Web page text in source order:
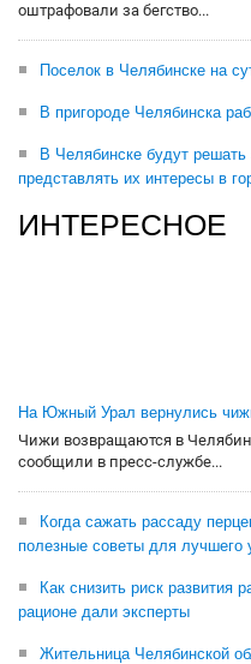
оштрафовали за бегство...
Поселок в Челябинске на
В пригороде Челябинска
В Челябинске будут решать
представлять их интересы в
ИНТЕРЕСНОЕ
На Южный Урал вернулись
Чижи возвращаются в
сообщили в пресс-службе...
Когда сажать рассаду
полезные советы для лучшего
Как снизить риск развития
рационе дали эксперты
Жительница Челябинской